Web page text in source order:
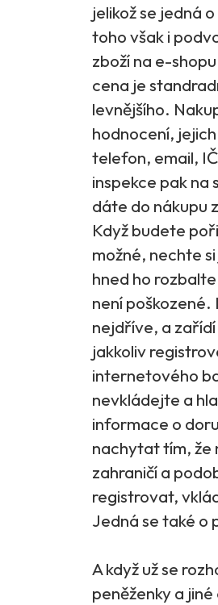
jelikož se jedná
toho však i
zboží na e-
cena je
levnějšího.
hodnocení,
telefon, email,
inspekce pak na
dáte do nákupu
Když budete
možné, nechte
hned ho
není poškozené.
nejdříve, a
jakkoliv
internetového
nevkládejte a
informace o
nachytat tím, že
zahraničí a
registrovat,
Jedná se také o
A když už se
peněženky a